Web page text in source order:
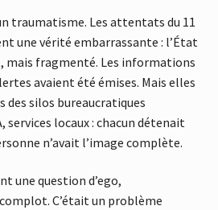
traumatisme. Les attentats du 11
une vérité embarrassante : l’État
mais fragmenté. Les informations
avaient été émises. Mais elles
des silos bureaucratiques
services locaux : chacun détenait
n’avait l’image complète.
une question d’ego,
C’était un problème